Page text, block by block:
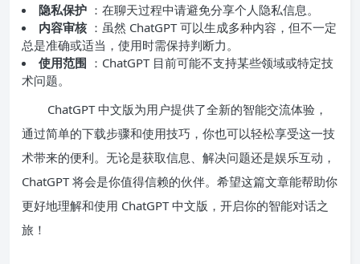
隐私保护 ：在聊天过程中请避免分享个人隐私信息。
内容审核 ：虽然 ChatGPT 可以生成多种内容，但不一定
总是准确或适当，使用时需保持判断力。
使用范围 ：ChatGPT 目前可能不支持某些领域或特定技
术问题。
ChatGPT 中文版为用户提供了全新的智能交流体验，
通过简单的下载步骤和使用技巧，你也可以轻松享受这一技
术带来的便利。无论是获取信息、解决问题还是娱乐互动，
ChatGPT 将会是你值得信赖的伙伴。希望这篇文章能帮助你
更好地理解和使用 ChatGPT 中文版，开启你的智能对话之
旅！